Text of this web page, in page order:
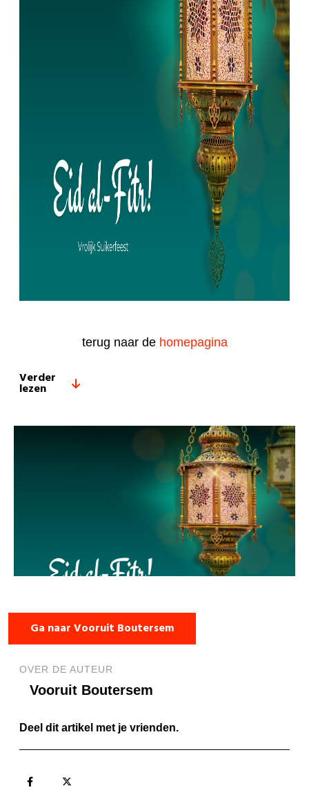
terug naar de homepagina
Verder
lezen
Ga naar Vooruit Boutersem
OVER DE AUTEUR
Vooruit Boutersem
Deel dit artikel met je vrienden.